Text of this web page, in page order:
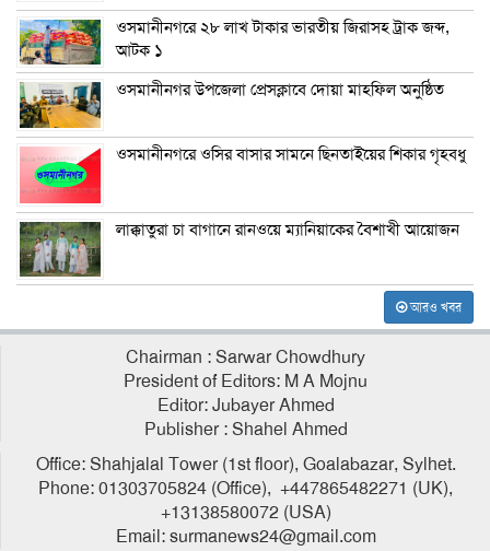
ওসমানীনগরে ২৮ লাখ টাকার ভারতীয় জিরাসহ ট্রাক জব্দ,
আটক ১
ওসমানীনগর উপজেলা প্রেসক্লাবে দোয়া মাহফিল অনুষ্ঠিত
ওসমানীনগরে ওসির বাসার সামনে ছিনতাইয়ের শিকার গৃহবধু
লাক্কাতুরা চা বাগানে রানওয়ে ম্যানিয়াকের বৈশাখী আয়োজন
আরও খবর
Chairman : Sarwar Chowdhury
President of Editors: M A Mojnu
Editor: Jubayer Ahmed
Publisher : Shahel Ahmed
Office: Shahjalal Tower (1st floor), Goalabazar, Sylhet.
Phone: 01303705824 (Office), +447865482271 (UK),
+13138580072 (USA)
Email: surmanews24@gmail.com